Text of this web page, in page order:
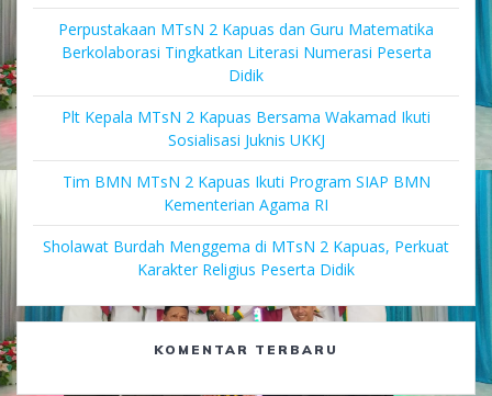
Perpustakaan MTsN 2 Kapuas dan Guru Matematika
Berkolaborasi Tingkatkan Literasi Numerasi Peserta
Didik
Plt Kepala MTsN 2 Kapuas Bersama Wakamad Ikuti
Sosialisasi Juknis UKKJ
Tim BMN MTsN 2 Kapuas Ikuti Program SIAP BMN
Kementerian Agama RI
Sholawat Burdah Menggema di MTsN 2 Kapuas, Perkuat
Karakter Religius Peserta Didik
KOMENTAR TERBARU